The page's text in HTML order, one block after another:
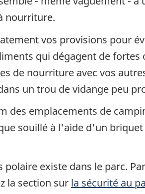
nourriture.
vos provisions pour
qui dégagent de
de nourriture avec vos
un trou de vidange peu
des emplacements de
souillé à l'aide d'un
existe dans le parc.
la section sur la sécurité au